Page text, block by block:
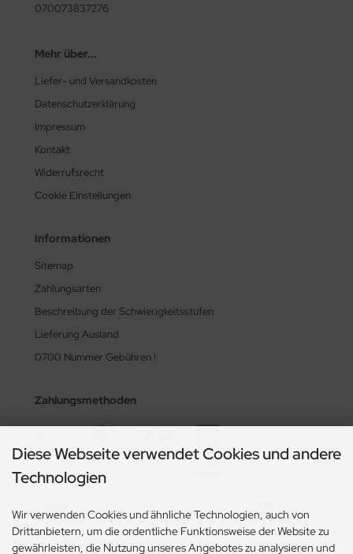
070073837276
Mehr über...
Liefer- und Versandkosten
Datenschutzerklärung
Impressum
Kontakt
Widerrufsrecht
Cookie Einstellungen
Informationen
Sitemap
Zahlungsarten
Beschreibung der Schwierigkeitsstufen
Lieferung Ausland
0700 Nummer Gebühren !
Zahlungsmethoden
Diese Webseite verwendet Cookies und andere
Technologien
Wir verwenden Cookies und ähnliche Technologien, auch von
Drittanbietern, um die ordentliche Funktionsweise der Website zu
gewährleisten, die Nutzung unseres Angebotes zu analysieren und